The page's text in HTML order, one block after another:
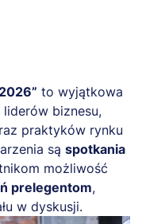
to wyjątkowa
biznesu,
praktyków rynku
są spotkania
możliwość
prelegentom,
w dyskusji.